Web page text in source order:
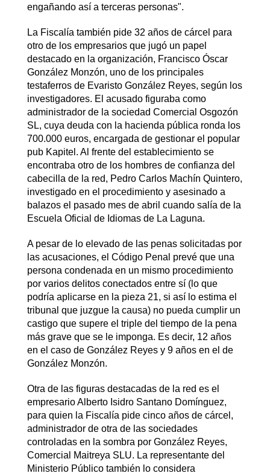
engañando así a terceras personas".
La Fiscalía también pide 32 años de cárcel para
otro de los empresarios que jugó un papel
destacado en la organización, Francisco Óscar
González Monzón, uno de los principales
testaferros de Evaristo González Reyes, según los
investigadores. El acusado figuraba como
administrador de la sociedad Comercial Osgozón
SL, cuya deuda con la hacienda pública ronda los
700.000 euros, encargada de gestionar el popular
pub Kapitel. Al frente del establecimiento se
encontraba otro de los hombres de confianza del
cabecilla de la red, Pedro Carlos Machín Quintero,
investigado en el procedimiento y asesinado a
balazos el pasado mes de abril cuando salía de la
Escuela Oficial de Idiomas de La Laguna.
A pesar de lo elevado de las penas solicitadas por
las acusaciones, el Código Penal prevé que una
persona condenada en un mismo procedimiento
por varios delitos conectados entre sí (lo que
podría aplicarse en la pieza 21, si así lo estima el
tribunal que juzgue la causa) no pueda cumplir un
castigo que supere el triple del tiempo de la pena
más grave que se le imponga. Es decir, 12 años
en el caso de González Reyes y 9 años en el de
González Monzón.
Otra de las figuras destacadas de la red es el
empresario Alberto Isidro Santano Domínguez,
para quien la Fiscalía pide cinco años de cárcel,
administrador de otra de las sociedades
controladas en la sombra por González Reyes,
Comercial Maitreya SLU. La representante del
Ministerio Público también lo considera